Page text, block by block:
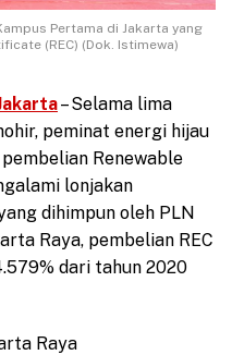
Pertama di Jakarta yang
(REC) (Dok. Istimewa)
– Selama lima
peminat energi hijau
Renewable
lonjakan
dihimpun oleh PLN
Raya, pembelian REC
dari tahun 2020
Raya